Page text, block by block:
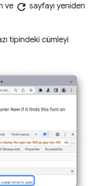
ve refresh sayfayı yeniden
tipindeki cümleyi